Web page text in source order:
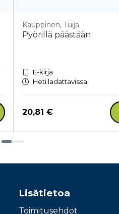
Kauppinen, Tuija
Pyörillä päästään
E-kirja
Heti ladattavissa
Hinta nyt
20,81 €
Lisätietoa
Toimitusehdot